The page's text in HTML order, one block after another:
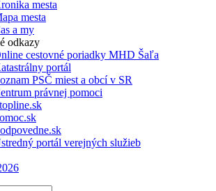
mesta
mesta
a my
odkazy
cestovné poriadky MHD Šaľa
portál
PSČ miest a obcí v SR
právnej pomoci
portál verejných služieb